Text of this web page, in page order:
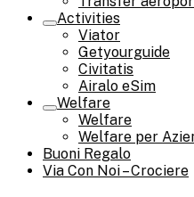
Activities
Viator
Getyourguide
Civitatis
Airalo eSim
Welfare
Welfare
Welfare per
Buoni Regalo
Via Con Noi – Crociere